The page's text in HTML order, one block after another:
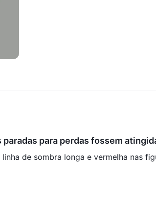
para perdas fossem
de sombra longa e vermelha nas